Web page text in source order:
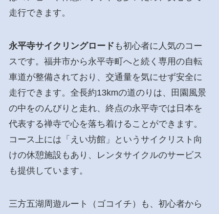
走行できます。
永平寺サイクリングロード も初心者に人気のコー
スです。福井市から永平寺町へと続く専用の自転
車道が整備されており、交通量を気にせず安全に
走行できます。全長約13kmの道のりは、田園風景
の中をのんびりと走れ、終点の永平寺では日本を
代表する禅寺で心を落ち着けることができます。
コース上には「えい坊館」というサイクリスト向
けの休憩施設もあり、レンタサイクルのサービス
も提供しています。
三方五湖周遊ルート（ゴコイチ）も、初心者から